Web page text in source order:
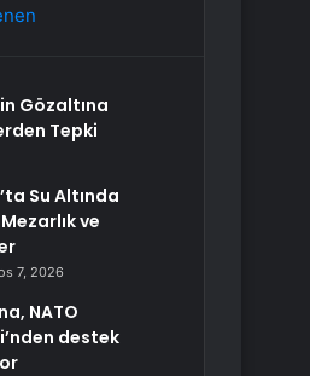
Gözaltına
Tepki
Su Altında
ve
7, 2026
NATO
destek